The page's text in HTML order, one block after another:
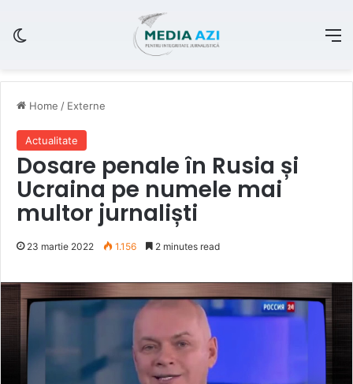
Home / Externe
Actualitate
Dosare penale în Rusia și
Ucraina pe numele mai
multor jurnaliști
23 martie 2022 1.156 2 minutes read